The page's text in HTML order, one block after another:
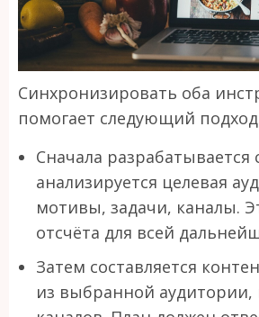
Синхронизировать оба
помогает следующий
Сначала разрабатывается
анализируется целевая
мотивы, задачи, каналы.
отсчёта для всей
Затем составляется
из выбранной аудитории,